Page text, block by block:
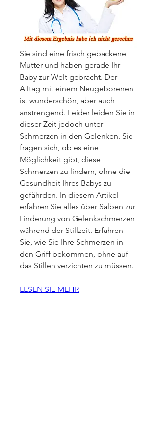
Sie sind eine frisch gebackene
Mutter und haben gerade Ihr
Baby zur Welt gebracht. Der
Alltag mit einem Neugeborenen
ist wunderschön, aber auch
anstrengend. Leider leiden Sie in
dieser Zeit jedoch unter
Schmerzen in den Gelenken. Sie
fragen sich, ob es eine
Möglichkeit gibt, diese
Schmerzen zu lindern, ohne die
Gesundheit Ihres Babys zu
gefährden. In diesem Artikel
erfahren Sie alles über Salben zur
Linderung von Gelenkschmerzen
während der Stillzeit. Erfahren
Sie, wie Sie Ihre Schmerzen in
den Griff bekommen, ohne auf
das Stillen verzichten zu müssen.
LESEN SIE MEHR